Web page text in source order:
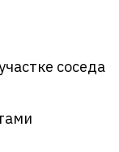
соседа